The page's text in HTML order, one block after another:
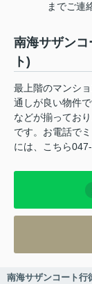
までご連
南海サザン
ト)
最上階のマンシ
通しが良い物件
などが揃ってお
です。お電話で
には、こちら
南海サザンコート行